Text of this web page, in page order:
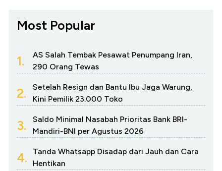
Most Popular
1.
AS Salah Tembak Pesawat Penumpang Iran,
290 Orang Tewas
2.
Setelah Resign dan Bantu Ibu Jaga Warung,
Kini Pemilik 23.000 Toko
3.
Saldo Minimal Nasabah Prioritas Bank BRI-
Mandiri-BNI per Agustus 2026
4.
Tanda Whatsapp Disadap dari Jauh dan Cara
Hentikan